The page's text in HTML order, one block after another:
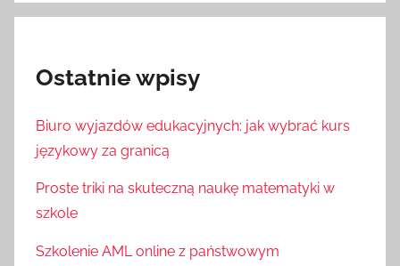
Ostatnie wpisy
Biuro wyjazdów edukacyjnych: jak wybrać kurs
językowy za granicą
Proste triki na skuteczną naukę matematyki w
szkole
Szkolenie AML online z państwowym